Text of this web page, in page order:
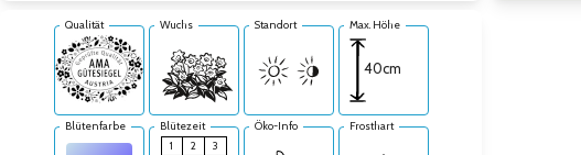
Qualität Wuchs Standort Max. Höhe
40cm
Blütenfarbe
Blütezeit
1
2
3
Öko-Info Frosthart